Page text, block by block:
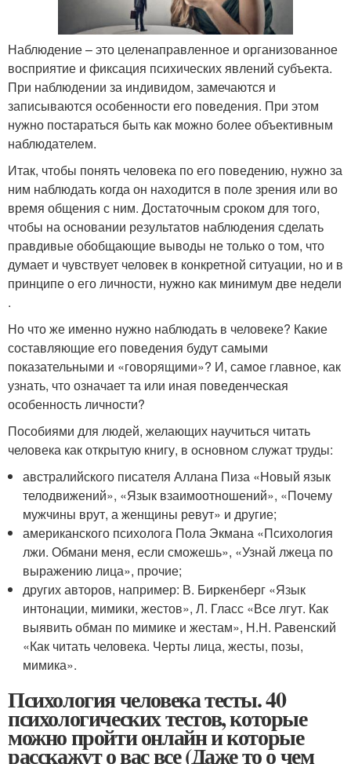
Наблюдение – это целенаправленное и организованное
восприятие и фиксация психических явлений субъекта.
При наблюдении за индивидом, замечаются и
записываются особенности его поведения. При этом
нужно постараться быть как можно более объективным
наблюдателем.
Итак, чтобы понять человека по его поведению, нужно за
ним наблюдать когда он находится в поле зрения или во
время общения с ним. Достаточным сроком для того,
чтобы на основании результатов наблюдения сделать
правдивые обобщающие выводы не только о том, что
думает и чувствует человек в конкретной ситуации, но и в
принципе о его личности, нужно как минимум две недели
.
Но что же именно нужно наблюдать в человеке? Какие
составляющие его поведения будут самыми
показательными и «говорящими»? И, самое главное, как
узнать, что означает та или иная поведенческая
особенность личности?
Пособиями для людей, желающих научиться читать
человека как открытую книгу, в основном служат труды:
австралийского писателя Аллана Пиза «Новый язык
телодвижений», «Язык взаимоотношений», «Почему
мужчины врут, а женщины ревут» и другие;
американского психолога Пола Экмана «Психология
лжи. Обмани меня, если сможешь», «Узнай лжеца по
выражению лица», прочие;
других авторов, например: В. Биркенберг «Язык
интонации, мимики, жестов», Л. Гласс «Все лгут. Как
выявить обман по мимике и жестам», Н.Н. Равенский
«Как читать человека. Черты лица, жесты, позы,
мимика».
Психология человека тесты. 40
психологических тестов, которые
можно пройти онлайн и которые
расскажут о вас все (Даже то о чем